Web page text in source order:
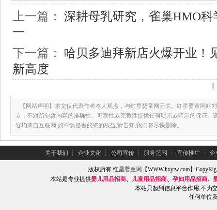
上一篇： 深耕母乳研究，雀巢HMO
一
下一篇： 哈贝多迪拜新店火爆开业！
新高度
【网站声明】本文仅代表作者本人观点，与红星婴童网无关。红星婴童网站
立，不对所包含内容的准确性、可靠性或完整性提供任何明示或暗示的保证。
容均来自互联网,如不慎侵害的您的权益,请告知,我们将尽快删除。
关于我们 ┆ 企业文化 ┆ 公司宣传 ┆ 服务范围 ┆ 宣传推广 ┆ 企
版权所有红星婴童网
【WWW.hxytw.com】
本站是专业提供婴儿用品招商、 儿童用品招商、 孕妇用品招商、
本站只起到信息平台作用,不为
任何单位